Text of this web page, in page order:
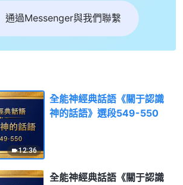
通過Messenger與我們聯繫
12:36
全能神經典話語《關于認識
神的話語》選段549-550
全能神經典話語《關于認識